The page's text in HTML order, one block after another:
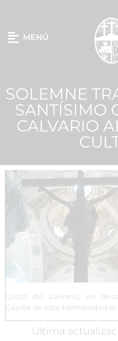
MENÚ
SOLEMNE
SANTÍSIMO
CALVARIO
Cristo del Calvario, en
Capilla de esta Hermandad al
Última